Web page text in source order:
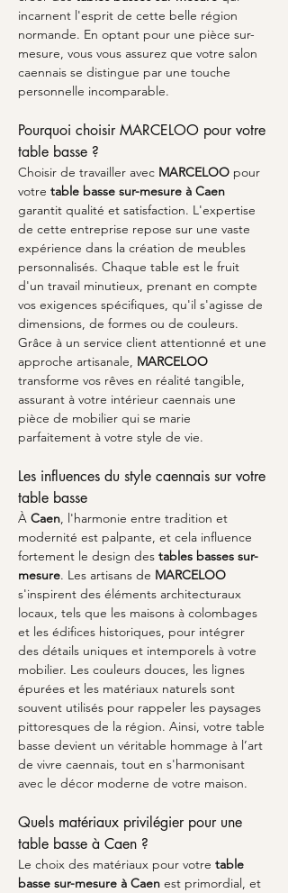
incarnent l'esprit de cette belle région
normande. En optant pour une pièce sur-
mesure, vous vous assurez que votre salon
caennais se distingue par une touche
personnelle incomparable.
Pourquoi choisir MARCELOO pour votre
table basse ?
Choisir de travailler avec MARCELOO pour
votre table basse sur-mesure à Caen
garantit qualité et satisfaction. L'expertise
de cette entreprise repose sur une vaste
expérience dans la création de meubles
personnalisés. Chaque table est le fruit
d'un travail minutieux, prenant en compte
vos exigences spécifiques, qu'il s'agisse de
dimensions, de formes ou de couleurs.
Grâce à un service client attentionné et une
approche artisanale, MARCELOO
transforme vos rêves en réalité tangible,
assurant à votre intérieur caennais une
pièce de mobilier qui se marie
parfaitement à votre style de vie.
Les influences du style caennais sur votre
table basse
À Caen, l'harmonie entre tradition et
modernité est palpante, et cela influence
fortement le design des tables basses sur-
mesure. Les artisans de MARCELOO
s'inspirent des éléments architecturaux
locaux, tels que les maisons à colombages
et les édifices historiques, pour intégrer
des détails uniques et intemporels à votre
mobilier. Les couleurs douces, les lignes
épurées et les matériaux naturels sont
souvent utilisés pour rappeler les paysages
pittoresques de la région. Ainsi, votre table
basse devient un véritable hommage à l’art
de vivre caennais, tout en s'harmonisant
avec le décor moderne de votre maison.
Quels matériaux privilégier pour une
table basse à Caen ?
Le choix des matériaux pour votre table
basse sur-mesure à Caen est primordial, et